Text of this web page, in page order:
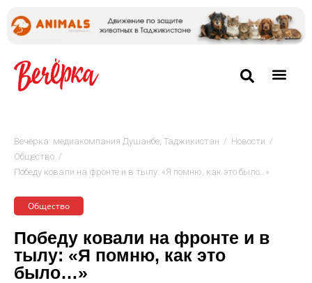
Вечёрка: медиакомпания Душанбе, Таджикистан / Новости /
Общество /
Победу ковали на фронте и в тылу: «Я помню, как это было…»
Общество
Победу ковали на фронте и в
тылу: «Я помню, как это
было…»